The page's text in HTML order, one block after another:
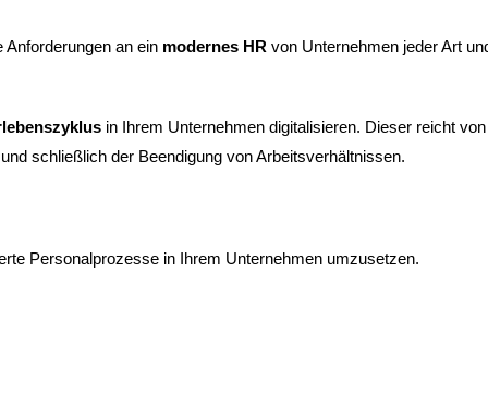
Anforderungen an ein modernes HR von Unternehmen jeder Art
in Ihrem Unternehmen digitalisieren. Dieser reicht von
schließlich der Beendigung von Arbeitsverhältnissen.
Personalprozesse in Ihrem Unternehmen umzusetzen.